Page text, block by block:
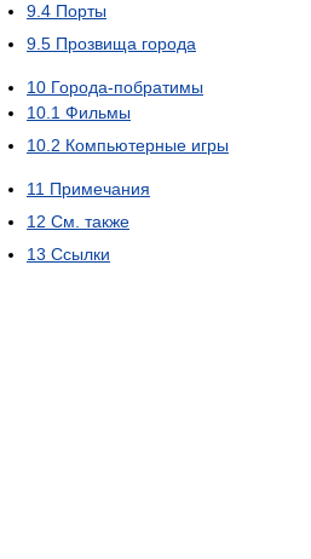
9.4 Порты
9.5 Прозвища города
10 Города-побратимы
10.1 Фильмы
10.2 Компьютерные игры
11 Примечания
12 См. также
13 Ссылки